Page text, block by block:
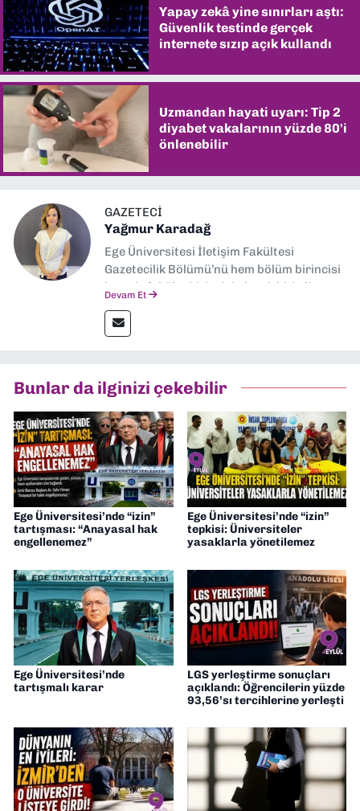
Yapay zekâ yine sınırları aştı:
Güvenlik testinde gerçek
internete sızıp açık kullandı
Uzmandan hayati uyarı: Tip 2
diyabet vakalarının yüzde 80'i
önlenebilir
GAZETECI
Yağmur Karadağ
Ege Üniversitesi İletişim Fakültesi
Gazetecilik Bölümü’nü hem bölüm birincisi
hem de fakülte birincisi olarak bitirdim.
İletişim” üzerine yüksek lisans eğitimimi
tamamladım. Halen aynı anabilim dalında
Müdürü” olarak görev almaktayım. Hak
odaklı haberciliğe dair çalışmalar
yapıyorum
Devam Et
Bunlar da ilginizi çekebilir
Ege Üniversitesi’nde “izin”
tartışması: “Anayasal hak
engellenemez”
Ege Üniversitesi’nde “izin”
tepkisi: Üniversiteler
yasaklarla yönetilemez
Ege Üniversitesi’nde
tartışmalı karar
LGS yerleştirme sonuçları
açıklandı: Öğrencilerin yüzde
93,56’sı tercihlerine yerleşti